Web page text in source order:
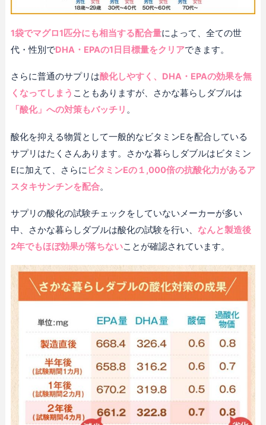
1袋でマグロ1匹分にも相当する配合量によって、全ての世
代・性別でDHA・EPAの1日目標量をクリアできます。
さらに普通のサプリは酸化しやすく、DHA・EPAの効果を無
くなってしまう こともありますが、さかな暮らしダブルは
「酸化」への対策もバッチリ 。
酸化を抑える物質として一般的なビタミンEを配合している
サプリはたくさんあります。さかな暮らしダブルはビタミン
Eに加えて、さらに ビタミンEの１,000倍の抗酸化力があるア
スタキサンチンを配合。
サプリの酸化の試験チェックをしていないメーカーが多い
中、さかな暮らしダブルは酸化の試験を行い、 なんと製造後
2年でもほぼ効果が落ちないことが確認されています。